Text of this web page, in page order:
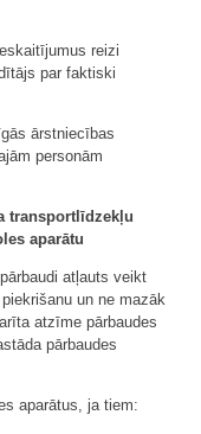
reizi
par faktiski
ārstniecības
personām
transportlīdzekļu
aparātu
atļauts veikt
un ne mazāk
atzīme pārbaudes
pārbaudes
aparātus, ja tiem: